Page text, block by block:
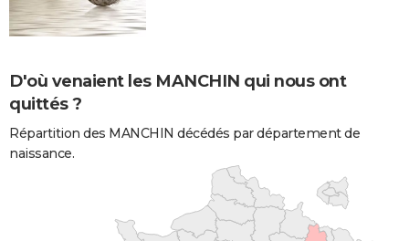
D'où venaient les MANCHIN qui nous ont
quittés ?
Répartition des MANCHIN décédés par département de
naissance.